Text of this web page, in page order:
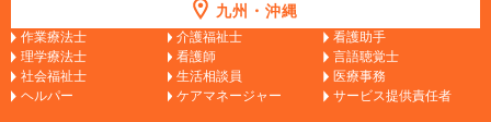
九州・沖縄
作業療法士 介護福祉士
看護助手
理学療法士
看護師
言語聴覚士
社会福祉士
生活相談員
医療事務
ヘルパー
ケアマネージャー サービス提供責任者